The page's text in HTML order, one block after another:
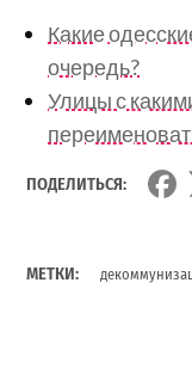
Какие
очередь?
Улицы с
ПОДЕЛИТЬСЯ:
МЕТКИ: